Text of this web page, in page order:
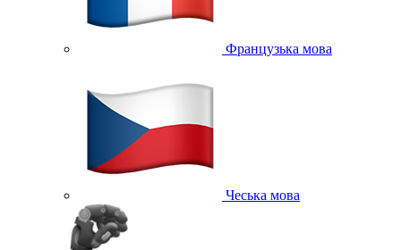
Французька мова
Чеська мова